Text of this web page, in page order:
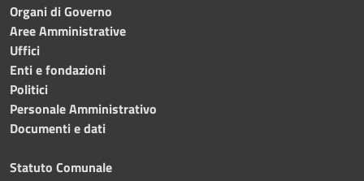
Organi di Governo
Aree Amministrative
Uffici
Enti e fondazioni
Politici
Personale Amministrativo
Documenti e dati
Statuto Comunale